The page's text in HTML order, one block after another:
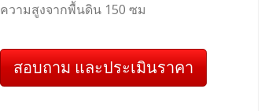
ความสูงจากพื้นดิน 150 ซม
สอบถาม และประเมินราคา